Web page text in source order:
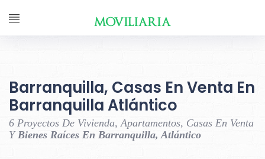
Barranquilla, Casas En Venta En
Barranquilla Atlántico
6 Proyectos De Vivienda, Apartamentos, Casas En Venta
Y Bienes Raíces En Barranquilla, Atlántico